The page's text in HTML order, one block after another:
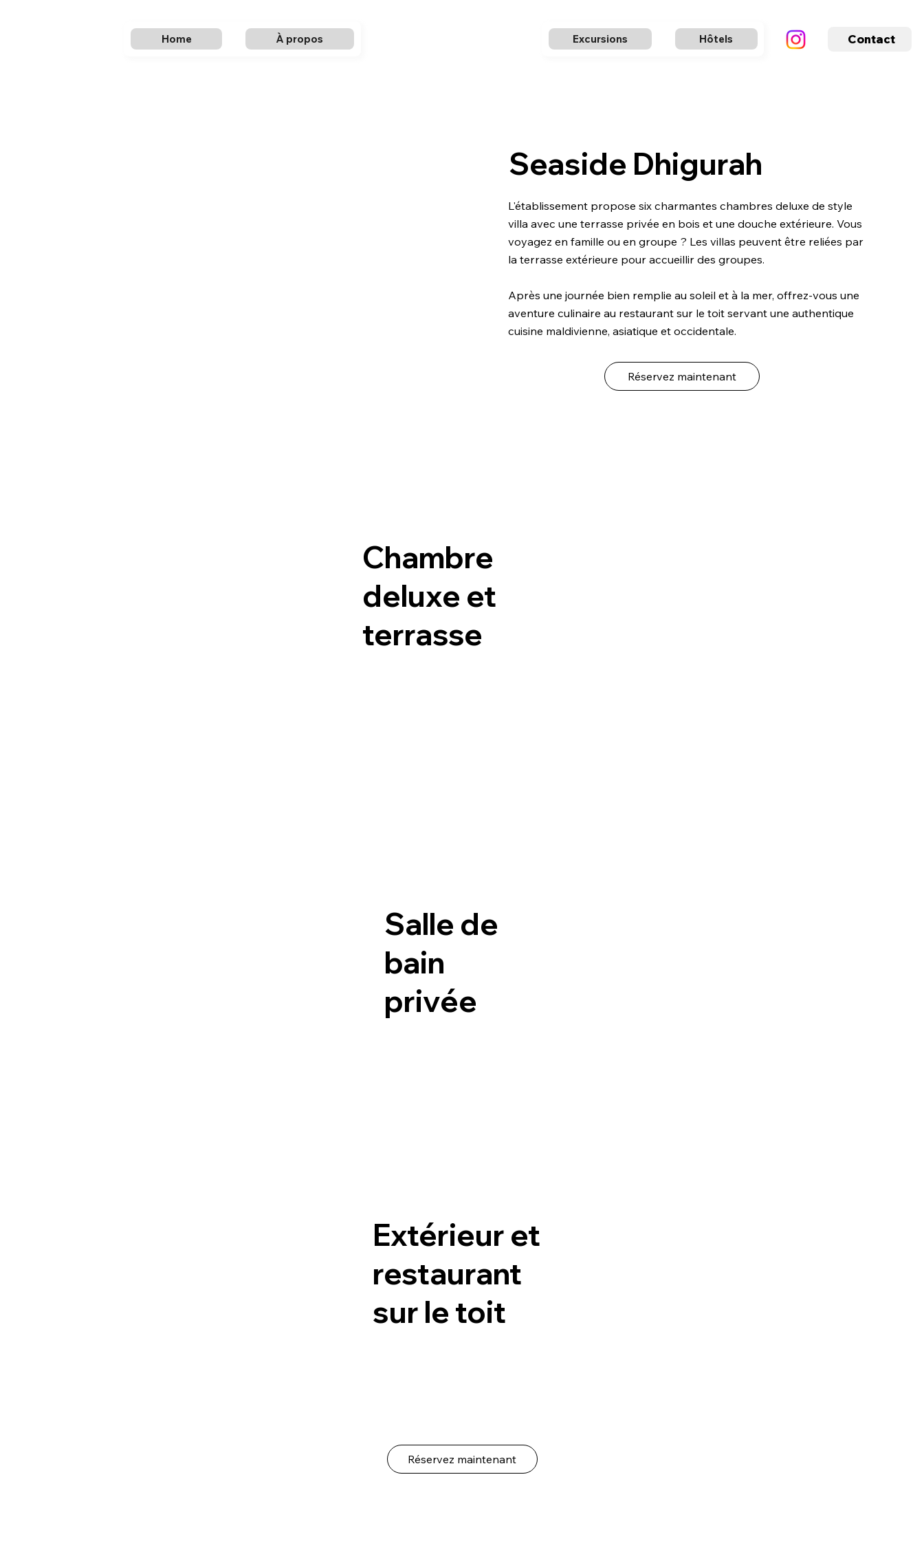
Excursions Hôtels
Home À propos Contact
Seaside Dhigurah
L'établissement propose six charmantes chambres deluxe de style
villa avec une terrasse privée en bois et une douche extérieure. Vous
voyagez en famille ou en groupe ? Les villas peuvent être reliées par
la terrasse extérieure pour accueillir des groupes.
Après une journée bien remplie au soleil et à la mer, offrez-vous une
aventure culinaire au restaurant sur le toit servant une authentique
cuisine maldivienne, asiatique et occidentale.
Réservez maintenant
Chambre
deluxe et
terrasse
Salle de
bain
privée
Extérieur et
restaurant
sur le toit
Réservez maintenant